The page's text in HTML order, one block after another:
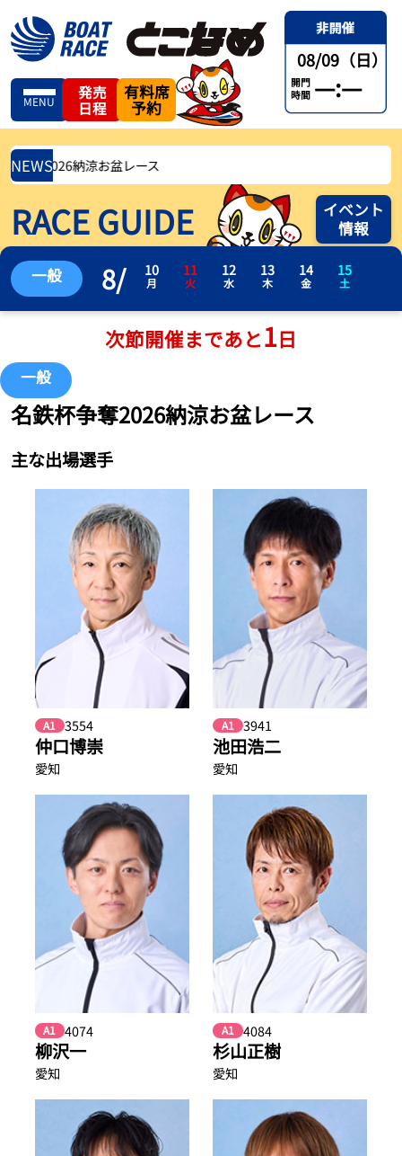
MENU
発売
日程
有料席
予約
08/09（日）
開門
時間 —:—
NEWS
2026納涼お盆レース
RACE GUIDE
イベント
情報
一般 8/ 10
月
11
火
12
水
13
木
14
金
15
土
次節開催まであと1日
一般
名鉄杯争奪2026納涼お盆レース
主な出場選手
A1 3554
仲口博崇
愛知
A1 3941
池田浩二
愛知
A1 4074
柳沢一
愛知
A1 4084
杉山正樹
愛知